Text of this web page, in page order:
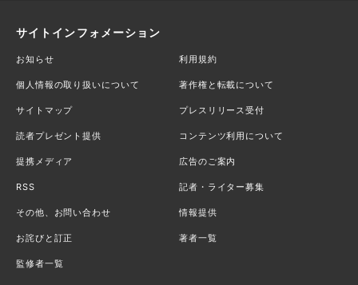
サイトインフォメーション
お知らせ 利用規約
個人情報の取り扱いについて 著作権と転載について
サイトマップ プレスリリース受付
読者プレゼント提供 コンテンツ利用について
提携メディア 広告のご案内
RSS 記者・ライター募集
その他、お問い合わせ 情報提供
お詫びと訂正 著者一覧
監修者一覧